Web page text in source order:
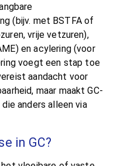
(bijv. met BSTFA of
vrije vetzuren),
en acylering (voor
voegt een stap toe
aandacht voor
maar maakt GC-
anders alleen via
in GC?